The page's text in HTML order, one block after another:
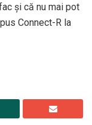
și că nu mai pot
Connect-R la